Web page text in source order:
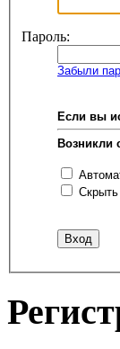
Пароль:
Забыли
Если вы
Возникли